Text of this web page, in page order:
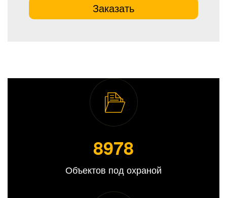
Заказать
8989
Объектов под охраной